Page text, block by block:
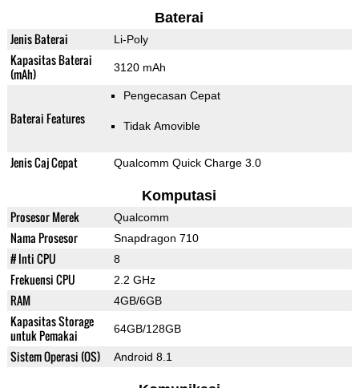
Baterai
Jenis Baterai Li-Poly
Kapasitas Baterai
(mAh)
3120 mAh
Baterai Features
Pengecasan Cepat
Tidak Amovible
Jenis Caj Cepat Qualcomm Quick Charge 3.0
Komputasi
Prosesor Merek Qualcomm
Nama Prosesor Snapdragon 710
# Inti CPU 8
Frekuensi CPU 2.2 GHz
RAM 4GB/6GB
Kapasitas Storage
untuk Pemakai
64GB/128GB
Sistem Operasi (OS) Android 8.1